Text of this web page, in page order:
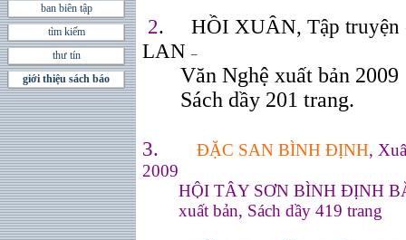
ban biên tập
tìm kiếm
thư tín
giới thiệu sách báo
2.
HỒI XUÂN, Tập truyện
LAN –
Văn Nghệ xuất bản 2009
Sách dầy 201 trang.
3. ĐẶC SAN BÌNH ĐỊNH,
2009
HỘI TÂY SƠN BÌNH ĐỊNH
xuất bản, Sách dầy 419 trang